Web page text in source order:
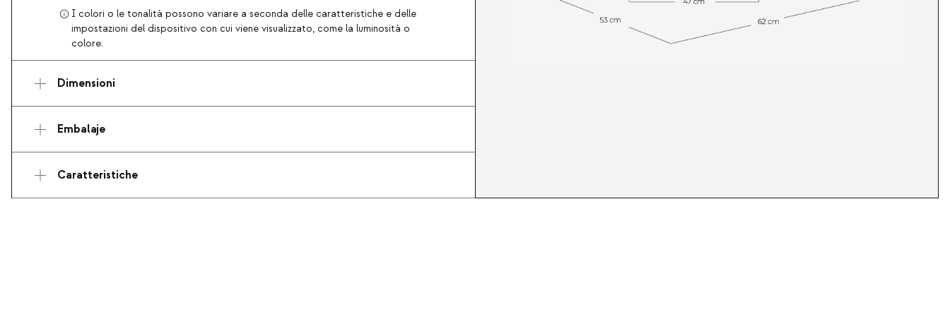
I colori o le tonalità possono variare a seconda delle caratteristiche e delle
impostazioni del dispositivo con cui viene visualizzato, come la luminosità o
colore.
Dimensioni
Embalaje
Caratteristiche